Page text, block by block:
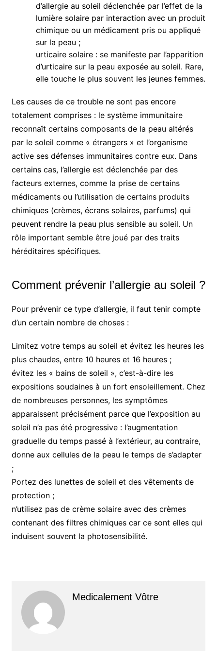
d’allergie au soleil déclenchée par l’effet de la
lumière solaire par interaction avec un produit
chimique ou un médicament pris ou appliqué
sur la peau ;
urticaire solaire : se manifeste par l’apparition
d’urticaire sur la peau exposée au soleil. Rare,
elle touche le plus souvent les jeunes femmes.
Les causes de ce trouble ne sont pas encore
totalement comprises : le système immunitaire
reconnaît certains composants de la peau altérés
par le soleil comme « étrangers » et l’organisme
active ses défenses immunitaires contre eux. Dans
certains cas, l’allergie est déclenchée par des
facteurs externes, comme la prise de certains
médicaments ou l’utilisation de certains produits
chimiques (crèmes, écrans solaires, parfums) qui
peuvent rendre la peau plus sensible au soleil. Un
rôle important semble être joué par des traits
héréditaires spécifiques.
Comment prévenir l’allergie au soleil ?
Pour prévenir ce type d’allergie, il faut tenir compte
d’un certain nombre de choses :
Limitez votre temps au soleil et évitez les heures les
plus chaudes, entre 10 heures et 16 heures ;
évitez les « bains de soleil », c’est-à-dire les
expositions soudaines à un fort ensoleillement. Chez
de nombreuses personnes, les symptômes
apparaissent précisément parce que l’exposition au
soleil n’a pas été progressive : l’augmentation
graduelle du temps passé à l’extérieur, au contraire,
donne aux cellules de la peau le temps de s’adapter
;
Portez des lunettes de soleil et des vêtements de
protection ;
n’utilisez pas de crème solaire avec des crèmes
contenant des filtres chimiques car ce sont elles qui
induisent souvent la photosensibilité.
Medicalement Vôtre